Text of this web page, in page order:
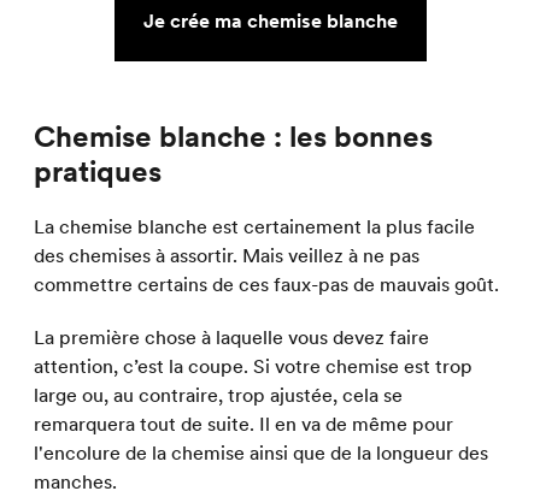
Je crée ma chemise blanche
Chemise blanche : les bonnes
pratiques
La chemise blanche est certainement la plus facile
des chemises à assortir. Mais veillez à ne pas
commettre certains de ces faux-pas de mauvais goût.
La première chose à laquelle vous devez faire
attention, c’est la coupe. Si votre chemise est trop
large ou, au contraire, trop ajustée, cela se
remarquera tout de suite. Il en va de même pour
l'encolure de la chemise ainsi que de la longueur des
manches.